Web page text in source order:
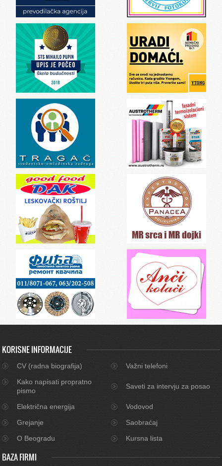
KORISNE INFORMACIJE
CV (radna biografija)
Važni telefoni
Kako napisati propratno
pismo
Saveti za intervju za posao
Električna energija
Vodovod
Grejanje
Saobraćaj
O Beogradu
Kursna lista
BAZA FIRMI